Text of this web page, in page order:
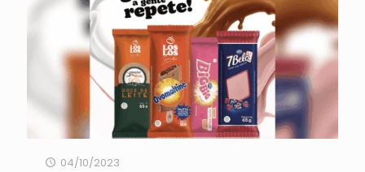
04/10/2023